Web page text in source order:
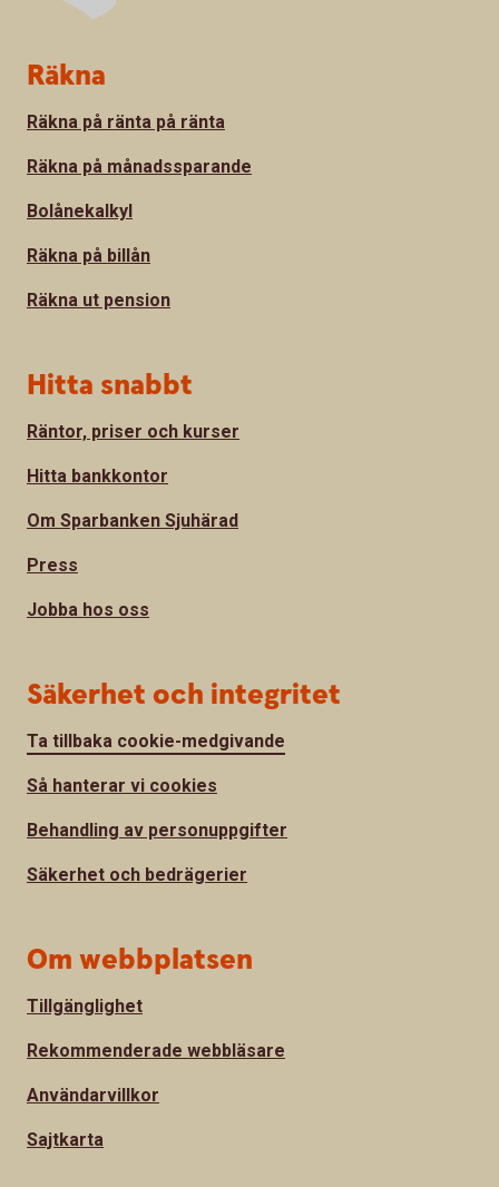
Sidfot
Räkna
Räkna på ränta på ränta
Räkna på månadssparande
Bolånekalkyl
Räkna på billån
Räkna ut pension
Hitta snabbt
Räntor, priser och kurser
Hitta bankkontor
Om Sparbanken Sjuhärad
Press
Jobba hos oss
Säkerhet och integritet
Ta tillbaka cookie-medgivande
Så hanterar vi cookies
Behandling av personuppgifter
Säkerhet och bedrägerier
Om webbplatsen
Tillgänglighet
Rekommenderade webbläsare
Användarvillkor
Sajtkarta